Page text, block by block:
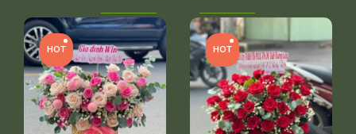
HOT HOT